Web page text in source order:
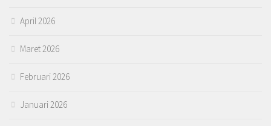
April 2026
Maret 2026
Februari 2026
Januari 2026